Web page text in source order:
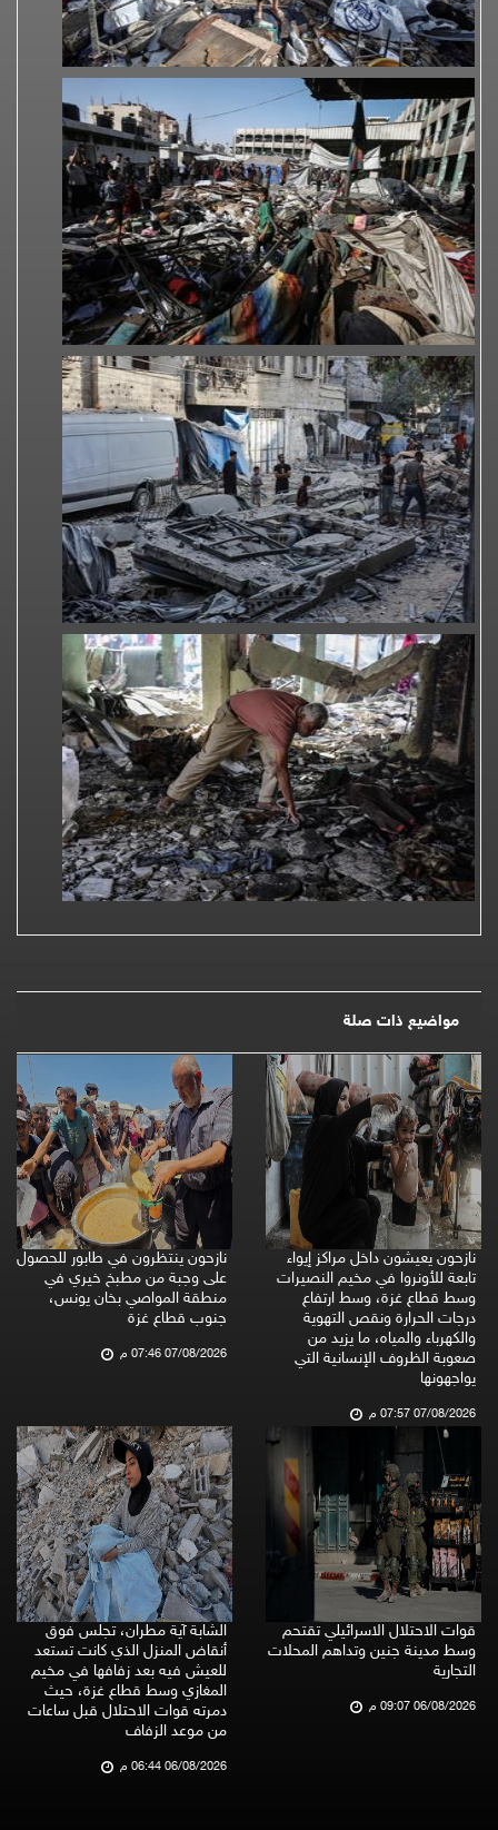
مواضيع ذات صلة
نازحون يعيشون داخل مراكز إيواء
تابعة للأونروا في مخيم النصيرات
وسط قطاع غزة، وسط ارتفاع
درجات الحرارة ونقص التهوية
والكهرباء والمياه، ما يزيد من
صعوبة الظروف الإنسانية التي
يواجهونها
07/08/2026 07:57 م
نازحون ينتظرون في طابور للحصول
على وجبة من مطبخ خيري في
منطقة المواصي بخان يونس،
جنوب قطاع غزة
07/08/2026 07:46 م
قوات الاحتلال الاسرائيلي تقتحم
وسط مدينة جنين وتداهم المحلات
التجارية
06/08/2026 09:07 م
الشابة آية مطران، تجلس فوق
أنقاض المنزل الذي كانت تستعد
للعيش فيه بعد زفافها في مخيم
المغازي وسط قطاع غزة، حيث
دمرته قوات الاحتلال قبل ساعات
من موعد الزفاف
06/08/2026 06:44 م